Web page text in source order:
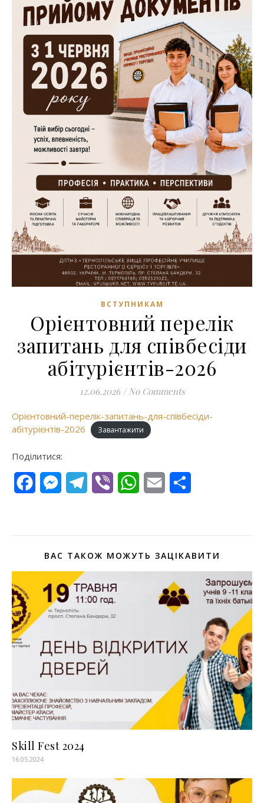
ВСТУПНИКАМ
Орієнтовний перелік
запитань для співбесіди
абітурієнтів-2026
12.06.2026 / No Comments
Орієнтовний-перелік-запитань-для-співбесіди-
абітурієнтів-2026
Завантажити
Поділитися:
FacebookMessengerTelegram
Viber WhatsApp
Email
ВАС ТАКОЖ МОЖУТЬ ЗАЦІКАВИТИ
Skill Fest 2024
16.05.2024